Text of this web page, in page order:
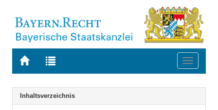
Zur
BAYERN.RECHT
Zur
letzten
Suche
Toggle
Navigation
Inhaltsverzeichnis